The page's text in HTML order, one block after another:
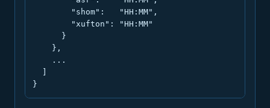
        "shom":   "HH:MM",
        "xufton": "HH:MM"
      }
    },
    ...
}